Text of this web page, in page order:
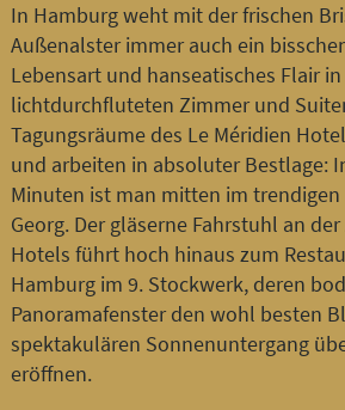
In Hamburg weht mit der frischen
Außenalster immer auch ein
Lebensart und hanseatisches Flair in
lichtdurchfluteten Zimmer und
Tagungsräume des Le Méridien
und arbeiten in absoluter Bestlage:
Minuten ist man mitten im
Georg. Der gläserne Fahrstuhl an
Hotels führt hoch hinaus zum
Hamburg im 9. Stockwerk, deren
Panoramafenster den wohl besten
spektakulären Sonnenuntergang
eröffnen.